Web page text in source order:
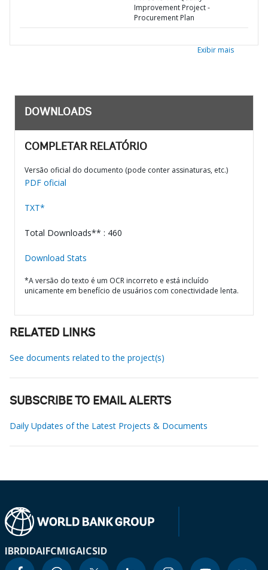
Improvement Project -
Procurement Plan
Exibir mais
DOWNLOADS
COMPLETAR RELATÓRIO
Versão oficial do documento (pode conter assinaturas, etc.)
PDF oficial
TXT*
Total Downloads** : 460
Download Stats
*A versão do texto é um OCR incorreto e está incluído
unicamente em benefício de usuários com conectividade lenta.
RELATED LINKS
See documents related to the project(s)
SUBSCRIBE TO EMAIL ALERTS
Daily Updates of the Latest Projects & Documents
IBRDIDAIFCMIGAICSID